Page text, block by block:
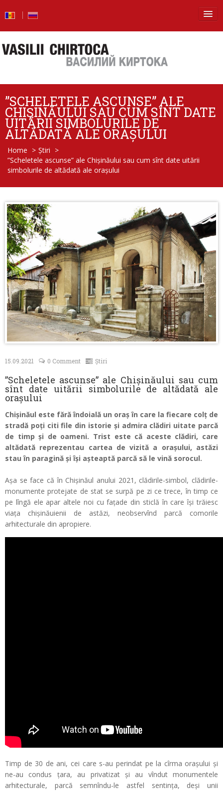
Știri
Blog
Foto
Video
Raport de activitate
Despre mine
Contacte
”SCHELETELE ASCUNSE” ALE
CHIȘINĂULUI SAU CUM SÎNT DATE
UITĂRII SIMBOLURILE DE
ALTĂDATĂ ALE ORAȘULUI
Home > Știri >
”Scheletele ascunse” ale Chișinăului sau cum sînt date uitării
simbolurile de altădată ale orașului
15.09.2021 0 Comment Știri
”Scheletele ascunse” ale Chișinăului sau cum
sînt date uitării simbolurile de altădată ale
orașului
Chișinăul este fără îndoială un oraș în care la fiecare colț de
stradă poți citi file din istorie și admira clădiri uitate parcă
de timp și de oameni. Trist este că aceste clădiri, care
altădată reprezentau cartea de vizită a orașului, astăzi
stau în paragină și își așteaptă parcă să le vină sorocul.
Așa se face că în Chișinăul anului 2021, clădirile-simbol, clădirile-
monumente protejate de stat se surpă pe zi ce trece, în timp ce
pe lîngă ele apar altele noi cu fațade din sticlă în care își trăiesc
viața chișinăuienii de astăzi, neobservînd parcă comorile
arhitecturale din apropiere.
Timp de 30 de ani, cei care s-au perindat pe la cîrma orașului și
ne-au condus țara, au privatizat și au vîndut monumentele
arhitecturale, parcă semnîndu-le astfel sentința, deși unii